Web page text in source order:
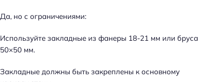
Да, но с ограничениями:
Используйте закладные из фанеры 18-21 мм или бруса
50×50 мм.
Закладные должны быть закреплены к основному